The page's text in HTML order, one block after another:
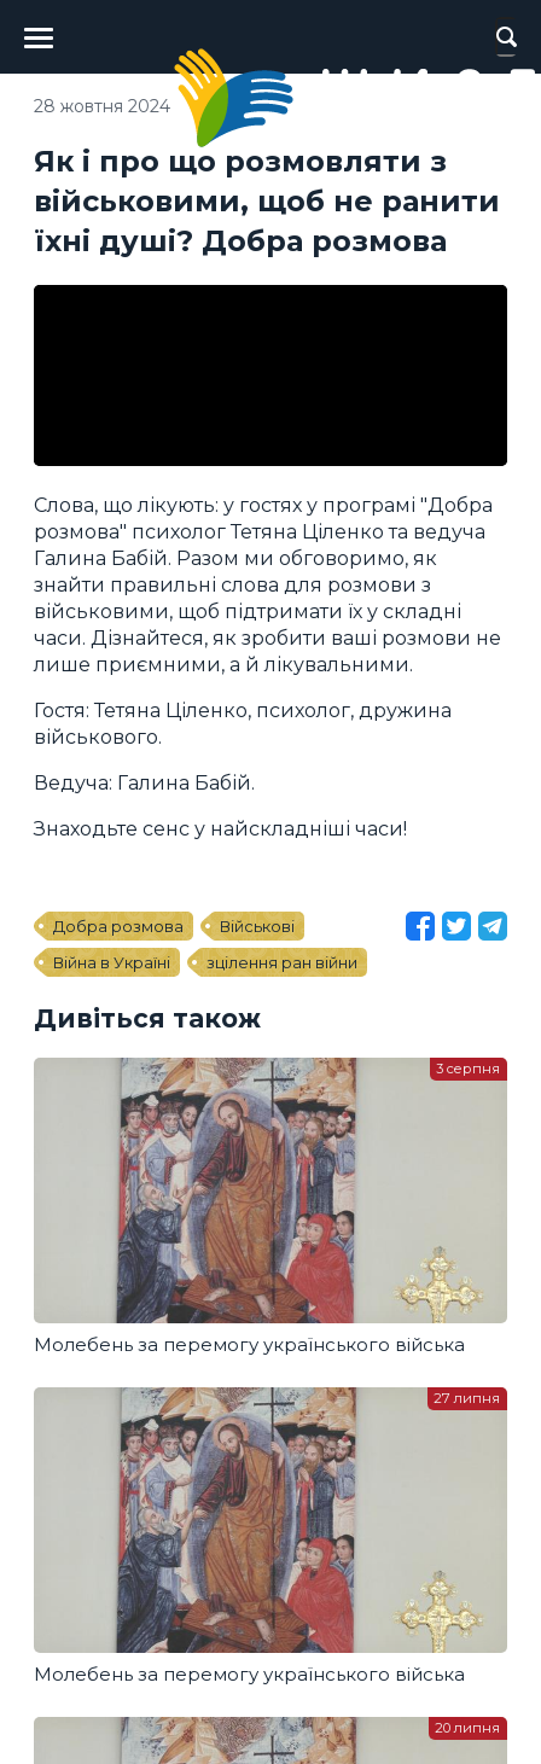
Головне
меню
Як і про що розмовляти з
військовими, щоб не ранити
їхні душі? Добра розмова
28 жовтня 2024
Слова, що лікують: у гостях у програмі "Добра
розмова" психолог Тетяна Ціленко та ведуча
Галина Бабій. Разом ми обговоримо, як
знайти правильні слова для розмови з
військовими, щоб підтримати їх у складні
часи. Дізнайтеся, як зробити ваші розмови не
лише приємними, а й лікувальними.
Гостя: Тетяна Ціленко, психолог, дружина
військового.
Ведуча: Галина Бабій.
Знаходьте сенс у найскладніші часи!
Добра розмова
Військові
Війна в Україні
зцілення ран війни
Дивіться також
Молебень за перемогу українського війська
3 серпня
Молебень за перемогу українського війська
27 липня
20 липня